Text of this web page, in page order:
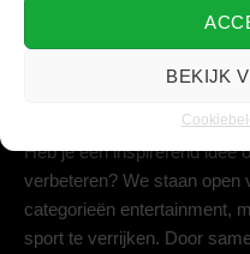
BEKIJK
Heb je een inspirerend idee
verbeteren? We staan
categorieën entertainment,
sport te verrijken. Door